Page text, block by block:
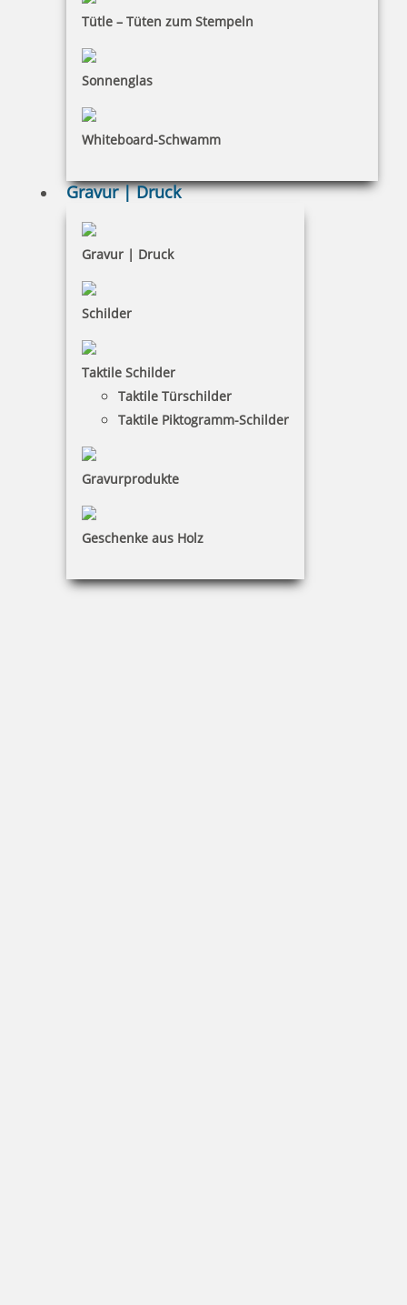
Tütle – Tüten zum Stempeln
Sonnenglas
Whiteboard-Schwamm
Gravur | Druck
Gravur | Druck
Schilder
Taktile Schilder
Taktile Türschilder
Taktile Piktogramm-Schilder
Gravurprodukte
Geschenke aus Holz
COLOP e-mark Kunststoffschild selbstklebend 80 mm x 18 mm
34,62 €
inkl. 19 % Mwst.
Bestellen
COLOP e-mark Kunststoffschild gelocht 45 mm x 18 mm